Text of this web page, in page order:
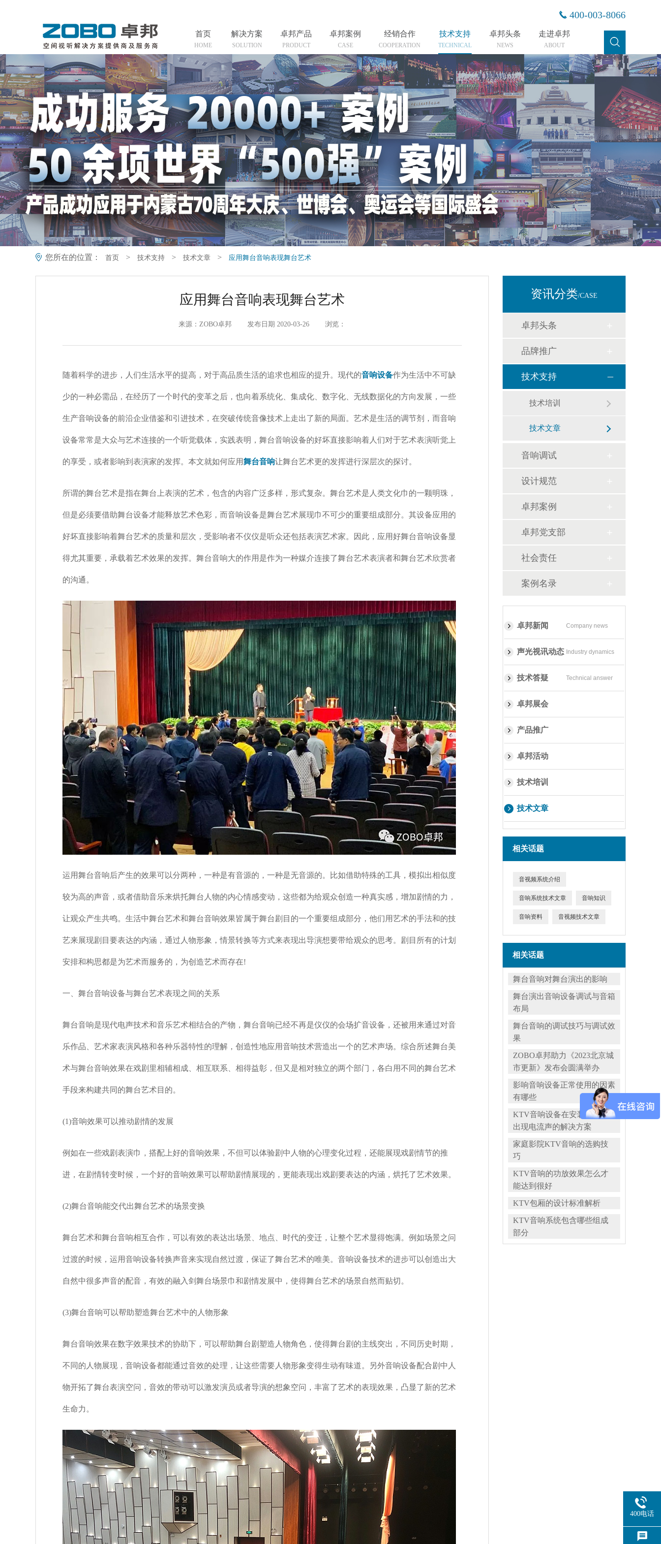
400-003-8066
首页
HOME
解决方案
SOLUTION
卓邦产品
PRODUCT
卓邦案例
CASE
经销合作
COOPERATION
技术支持
TECHNICAL
卓邦头条
NEWS
走进卓邦
ABOUT
您所在的位置： 首页 > 技术支持 > 技术文章 > 应用舞台音响表现舞台艺术
应用舞台音响表现舞台艺术
来源：ZOBO卓邦 发布日期 2020-03-26 浏览：
随着科学的进步，人们生活水平的提高，对于高品质生活的追求也相应的提升。现代的音响设备作为生活中不可缺
少的一种必需品，在经历了一个时代的变革之后，也向着系统化、集成化、数字化、无线数据化的方向发展，一些
生产音响设备的前沿企业借鉴和引进技术，在突破传统音像技术上走出了新的局面。艺术是生活的调节剂，而音响
设备常常是大众与艺术连接的一个听觉载体，实践表明，舞台音响设备的好坏直接影响着人们对于艺术表演听觉上
的享受，或者影响到表演家的发挥。本文就如何应用舞台音响让舞台艺术更的发挥进行深层次的探讨。
所谓的舞台艺术是指在舞台上表演的艺术，包含的内容广泛多样，形式复杂。舞台艺术是人类文化巾的一颗明珠，
但是必须要借助舞台设备才能释放艺术色彩，而音响设备是舞台艺术展现巾不可少的重要组成部分。其设备应用的
好坏直接影响着舞台艺术的质量和层次，受影响者不仪仪是听众还包括表演艺术家。因此，应用好舞台音响设备显
得尤其重要，承载着艺术效果的发挥。舞台音响大的作用是作为一种媒介连接了舞台艺术表演者和舞台艺术欣赏者
的沟通。
运用舞台音响后产生的效果可以分两种，一种是有音源的，一种是无音源的。比如借助特殊的工具，模拟出相似度
较为高的声音，或者借助音乐来烘托舞台人物的内心情感变动，这些都为给观众创造一种真实感，增加剧情的力，
让观众产生共鸣。生活中舞台艺术和舞台音响效果皆属于舞台剧目的一个重要组成部分，他们用艺术的手法和的技
艺来展现剧目要表达的内涵，通过人物形象，情景转换等方式来表现出导演想要带给观众的思考。剧目所有的计划
安排和构思都是为艺术而服务的，为创造艺术而存在!
一、舞台音响设备与舞台艺术表现之间的关系
舞台音响是现代电声技术和音乐艺术相结合的产物，舞台音响已经不再是仪仪的会场扩音设备，还被用来通过对音
乐作品、艺术家表演风格和各种乐器特性的理解，创造性地应用音响技术营造出一个的艺术声场。综合所述舞台美
术与舞台音响效果在戏剧里相辅相成、相互联系、相得益彰，但又是相对独立的两个部门，各白用不同的舞台艺术
手段来构建共同的舞台艺术目的。
(1)音响效果可以推动剧情的发展
例如在一些戏剧表演巾，搭配上好的音响效果，不但可以体验剧中人物的心理变化过程，还能展现戏剧情节的推
进，在剧情转变时候，一个好的音响效果可以帮助剧情展现的，更能表现出戏剧要表达的内涵，烘托了艺术效果。
(2)舞台音响能交代出舞台艺术的场景变换
舞台艺术和舞台音响相互合作，可以有效的表达出场景、地点、时代的变迁，让整个艺术显得饱满。例如场景之问
过渡的时候，运用音响设备转换声音来实现自然过渡，保证了舞台艺术的唯美。音响设备技术的进步可以创造出大
自然中很多声音的配音，有效的融入剑舞台场景巾和剧情发展中，使得舞台艺术的场景自然而贴切。
(3)舞台音响可以帮助塑造舞台艺术中的人物形象
舞台音响效果在数字效果技术的协助下，可以帮助舞台剧塑造人物角色，使得舞台剧的主线突出，不同历史时期，
不同的人物展现，音响设备都能通过音效的处理，让这些需要人物形象变得生动有味道。另外音响设备配合剧中人
物开拓了舞台表演空问，音效的带动可以激发演员或者导演的想象空问，丰富了艺术的表现效果，凸显了新的艺术
生命力。
资讯分类/CASE
卓邦头条
品牌推广
技术支持
技术培训
技术文章
音响调试
设计规范
卓邦案例
卓邦党支部
社会责任
案例名录
卓邦新闻 Company news
声光视讯动态 Industry dynamics
技术答疑 Technical answer
卓邦展会
产品推广
卓邦活动
技术培训
技术文章
相关话题
音视频系统介绍
音响系统技术文章 音响知识
音响资料 音视频技术文章
相关话题
舞台音响对舞台演出的影响
舞台演出音响设备调试与音箱
布局
舞台音响的调试技巧与调试效
果
ZOBO卓邦助力《2023北京城
市更新》发布会圆满举办
影响音响设备正常使用的因素
有哪些
KTV音响设备在安装调试时
出现电流声的解决方案
家庭影院KTV音响的选购技
巧
KTV音响的功放效果怎么才
能达到很好
KTV包厢的设计标准解析
KTV音响系统包含哪些组成
部分
400电话